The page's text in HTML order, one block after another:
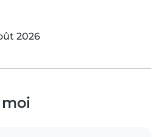
2026